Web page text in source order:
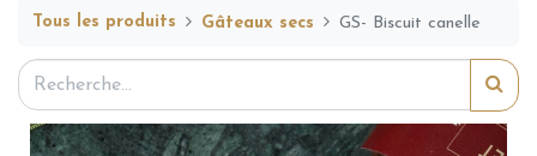
Tous les produits Gâteaux secs GS- Biscuit canelle